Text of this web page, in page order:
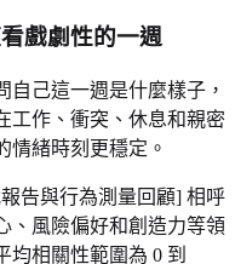
戲劇性的一週
自己這一週是什麼樣子，
工作、衝突、休息和親密
情緒時刻更穩定。
告與行為測量回顧] 相呼
、風險偏好和創造力等領
均相關性範圍為 0 到